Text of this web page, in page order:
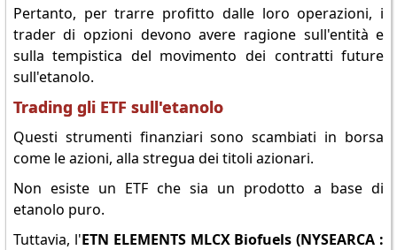
Pertanto, per trarre profitto dalle loro operazioni, i
trader di opzioni devono avere ragione sull'entità e
sulla tempistica del movimento dei contratti future
sull'etanolo.
Trading gli ETF sull'etanolo
Questi strumenti finanziari sono scambiati in borsa
come le azioni, alla stregua dei titoli azionari.
Non esiste un ETF che sia un prodotto a base di
etanolo puro.
Tuttavia, l'ETN ELEMENTS MLCX Biofuels (NYSEARCA :